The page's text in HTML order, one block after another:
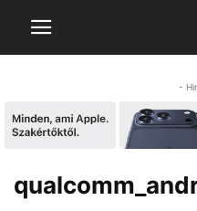
-